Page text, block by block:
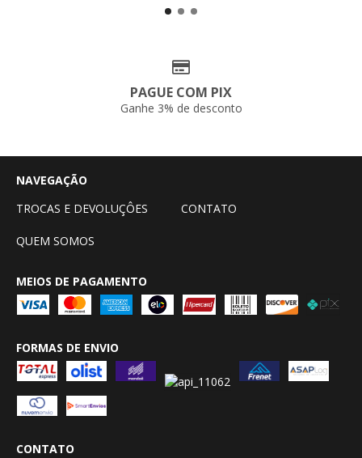
PAGUE COM PIX
Ganhe 3% de desconto
NAVEGAÇÃO
TROCAS E DEVOLUÇÔES
CONTATO
QUEM SOMOS
MEIOS DE PAGAMENTO
FORMAS DE ENVIO
CONTATO